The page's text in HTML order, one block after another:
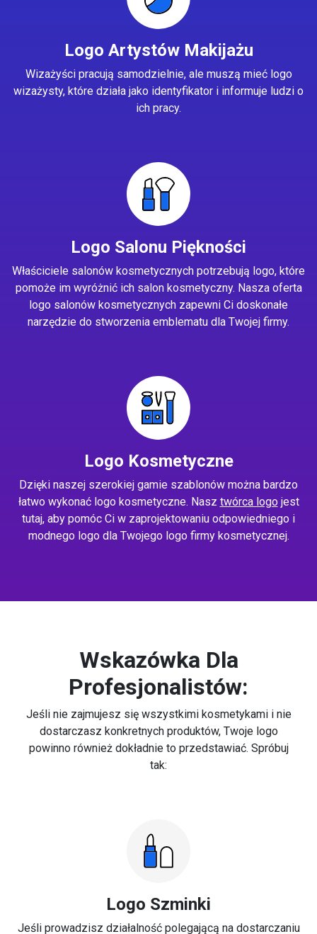
Logo Artystów Makijażu
Wizażyści pracują samodzielnie, ale muszą mieć logo
wizażysty, które działa jako identyfikator i informuje ludzi o
ich pracy.
Logo Salonu Piękności
Właściciele salonów kosmetycznych potrzebują logo, które
pomoże im wyróżnić ich salon kosmetyczny. Nasza oferta
logo salonów kosmetycznych zapewni Ci doskonałe
narzędzie do stworzenia emblematu dla Twojej firmy.
Logo Kosmetyczne
Dzięki naszej szerokiej gamie szablonów można bardzo
łatwo wykonać logo kosmetyczne. Nasz twórca logojest
tutaj, aby pomóc Ci w zaprojektowaniu odpowiedniego i
modnego logo dla Twojego logo firmy kosmetycznej.
Wskazówka Dla
Profesjonalistów:
Jeśli nie zajmujesz się wszystkimi kosmetykami i nie
dostarczasz konkretnych produktów, Twoje logo
powinno również dokładnie to przedstawiać. Spróbuj
tak:
Logo Szminki
Jeśli prowadzisz działalność polegającą na dostarczaniu